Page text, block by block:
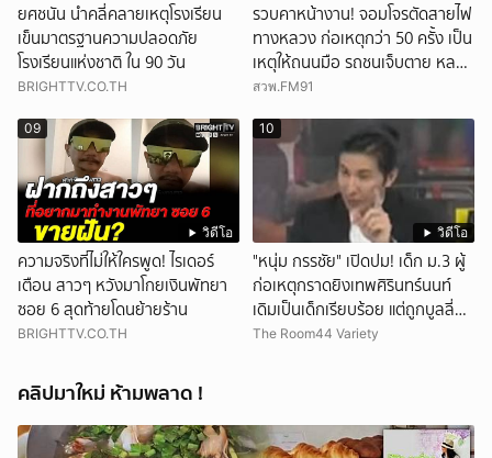
ยศชนัน นำคลี่คลายเหตุโรงเรียน
เข็นมาตรฐานความปลอดภัย
โรงเรียนแห่งชาติ ใน 90 วัน
BRIGHTTV.CO.TH
รวบคาหน้างาน! จอมโจรตัดสายไฟ
ทางหลวง ก่อเหตุกว่า 50 ครั้ง เป็น
เหตุให้ถนนมือ รถชนเจ็บตาย หลาย
สิบราย เสียหายราว 10 ล้าน
สวพ.FM91
วิดีโอ
09
ความจริงที่ไม่ให้ใครพูด! ไรเดอร์
เตือน สาวๆ หวังมาโกยเงินพัทยา
ซอย 6 สุดท้ายโดนย้ายร้าน
BRIGHTTV.CO.TH
วิดีโอ
10
"หนุ่ม กรรชัย" เปิดปม! เด็ก ม.3 ผู้
ก่อเหตุกราดยิงเทพศิรินทร์นนท์
เดิมเป็นเด็กเรียบร้อย แต่ถูกบูลลี่
หนัก คาดแรงกดดันสะสมกลายเป็น
The Room44 Variety
คลิปมาใหม่ ห้ามพลาด !